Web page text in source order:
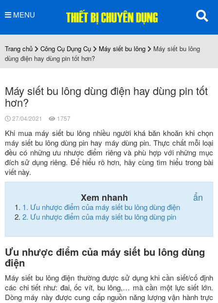
MENU
Trang chủ Công Cụ Dụng Cụ Máy siết bu lông
Máy siết bu lông
dùng điện hay dùng pin tốt hơn?
Máy siết bu lông dùng điện hay dùng pin tốt
hơn?
27/04/2021 1757
Khi mua máy siết bu lông nhiều người khá băn khoăn khi chọn
máy siết bu lông dùng pin hay máy dùng pin. Thực chất mỗi loại
đều có những ưu nhược điểm riêng và phù hợp với những mục
đích sử dụng riêng. Để hiểu rõ hơn, hãy cùng tìm hiểu trong bài
viết này.
Xem nhanh ẩn
1. Ưu nhược điểm của máy siết bu lông dùng điện
2. Ưu nhược điểm của máy siết bu lông dùng pin
Ưu nhược điểm của máy siết bu lông dùng
điện
Máy siết bu lông điện thường được sử dụng khi cần siết/cố định
các chi tiết như: đai, ốc vít, bu lông,… mà cần một lực siết lớn.
Dòng máy này được cung cấp nguồn năng lượng vận hành trực